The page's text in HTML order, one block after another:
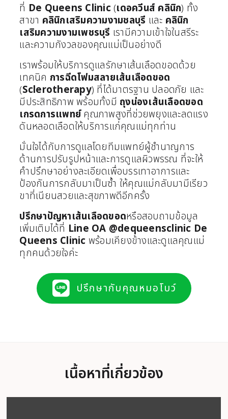
ที่ De Queens Clinic (เดอควีนส์ คลินิก) ทั้ง
สาขา คลินิกเสริมความงามชลบุรี และ คลินิก
เสริมความงามเพชรบุรี เรามีความเข้าใจในสรีระ
และความกังวลของคุณแม่เป็นอย่างดี
เราพร้อมให้บริการดูแลรักษาเส้นเลือดขอดด้วย
เทคนิค การฉีดโฟมสลายเส้นเลือดขอด
(Sclerotherapy) ที่ได้มาตรฐาน ปลอดภัย และ
มีประสิทธิภาพ พร้อมทั้งมี ถุงน่องเส้นเลือดขอด
เกรดการแพทย์คุณภาพสูงที่ช่วยพยุงและลดแรง
ดันหลอดเลือดให้บริการแก่คุณแม่ทุกท่าน
มั่นใจได้กับการดูแลโดยทีมแพทย์ผู้ชำนาญการ
ด้านการปรับรูปหน้าและการดูแลผิวพรรณ ที่จะให้
คำปรึกษาอย่างละเอียดเพื่อบรรเทาอาการและ
ป้องกันการกลับมาเป็นซ้ำ ให้คุณแม่กลับมามีเรียว
ขาที่เนียนสวยและสุขภาพดีอีกครั้ง
ปรึกษาปัญหาเส้นเลือดขอดหรือสอบถามข้อมูล
เพิ่มเติมได้ที่ Line OA @dequeensclinic De
Queens Clinic พร้อมเคียงข้างและดูแลคุณแม่
ทุกคนด้วยใจค่ะ
ปรึกษากับคุณหมอโบว์
เนื้อหาที่เกี่ยวข้อง